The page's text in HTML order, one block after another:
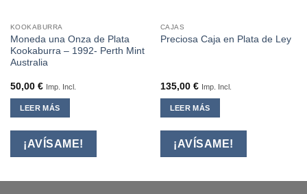
KOOKABURRA
Moneda una Onza de Plata
Kookaburra – 1992- Perth Mint
Australia
50,00 € Imp. Incl.
LEER MÁS
¡AVÍSAME!
CAJAS
Preciosa Caja en Plata de Ley
135,00 € Imp. Incl.
LEER MÁS
¡AVÍSAME!